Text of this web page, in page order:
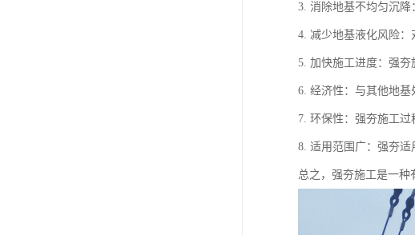
3. 消除地基不均匀沉降
4. 减少地基液化风险：
5. 加快施工进度：强夯
6. 经济性：与其他地基
7. 环保性：强夯施工过
8. 适用范围广：强夯适
总之，强夯施工是一种